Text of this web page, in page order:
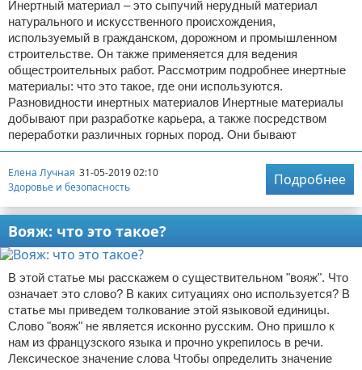
Инертный материал – это сыпучий нерудный материал
натурального и искусственного происхождения,
используемый в гражданском, дорожном и промышленном
строительстве. Он также применяется для ведения
общестроительных работ. Рассмотрим подробнее инертные
материалы: что это такое, где они используются.
Разновидности инертных материалов Инертные материалы
добывают при разработке карьера, а также посредством
переработки различных горных пород. Они бывают
Елена Лучная 31-05-2019 02:10
Здоровье и безопасность
Подробнее
Вояж: что это такое?
В этой статье мы расскажем о существительном "вояж". Что
означает это слово? В каких ситуациях оно используется? В
статье мы приведем толкование этой языковой единицы.
Слово "вояж" не является исконно русским. Оно пришло к
нам из французского языка и прочно укрепилось в речи.
Лексическое значение слова Чтобы определить значение